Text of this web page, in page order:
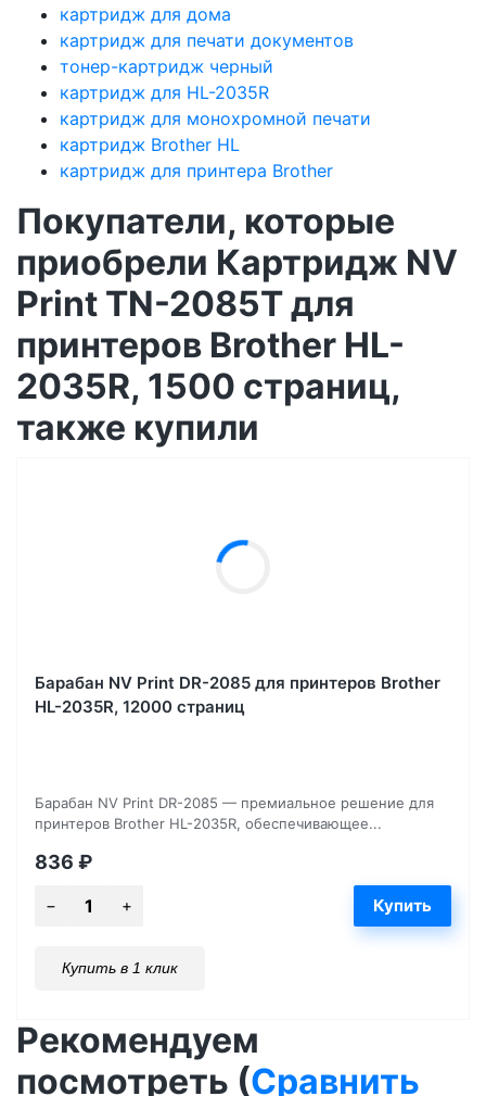
картридж для дома
картридж для печати документов
тонер-картридж черный
картридж для HL-2035R
картридж для монохромной печати
картридж Brother HL
картридж для принтера Brother
Покупатели, которые
приобрели Картридж NV
Print TN-2085T для
принтеров Brother HL-
2035R, 1500 страниц,
также купили
Барабан NV Print DR-2085 для принтеров Brother
HL-2035R, 12000 страниц
Барабан NV Print DR-2085 — премиальное решение для
принтеров Brother HL-2035R, обеспечивающее...
836 ₽
Купить в 1 клик
Рекомендуем
посмотреть (Сравнить